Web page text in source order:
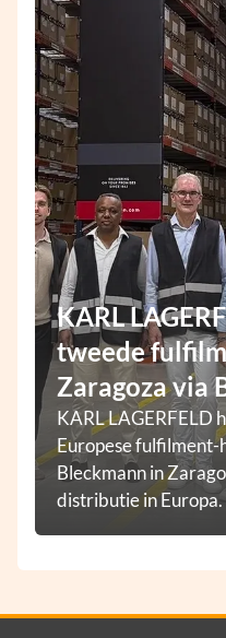
KARL
tweede
Zaragoza via
KARL LAGERFELD
Europese fulfilment-
Bleckmann in
distributie in Europa.